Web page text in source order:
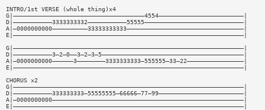
INTRO/1st VERSE (whole thing)x4
G|—————————————————————————————————————4554————————————————————————|
D|———————————3333333332———————————55555————————————————————————————|
A|—0000000000——————————33333333333—————————————————————————————————|
E|—————————————————————————————————————————————————————————————————|
G|—————————————————————————————————————————————————————————————————|
D|———————————3—2—0——3—2—3—5————————————————————————————————————————|
A|—0000000000——————3————————3333333333—555555—33—22————————————————|
E|—————————————————————————————————————————————————————————————————|
CHORUS x2
G|—————————————————————————————————————————————————————————————————|
D|———————————333333333—55555555—66666—77—99————————————————————————|
A|—0000000000——————————————————————————————————————————————————————|
E|—————————————————————————————————————————————————————————————————|